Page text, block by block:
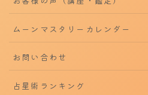
ムーンマスタリーカレンダー
お問い合わせ
占星術ランキング